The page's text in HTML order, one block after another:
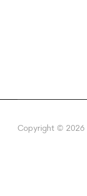
Copyright © 2026